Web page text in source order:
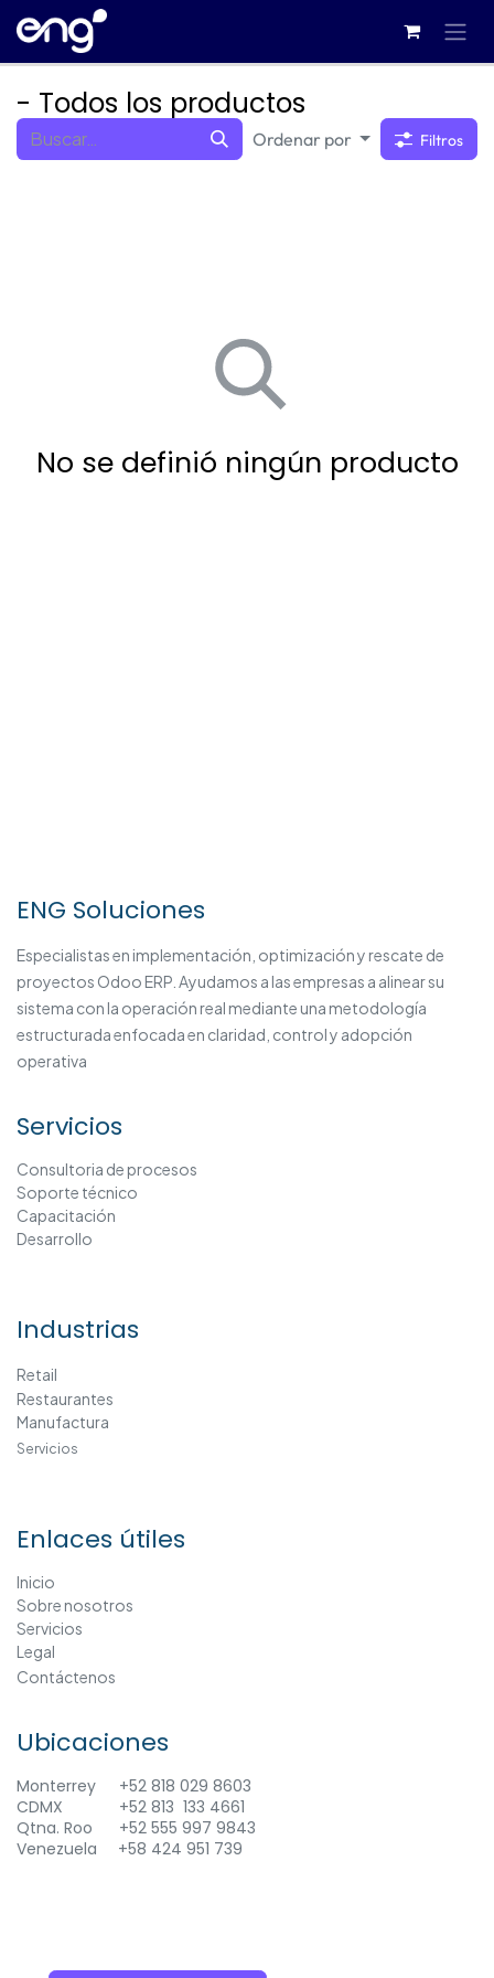
Ir al contenido
- Todos los productos
Ordenar por Filtros
No se definió ningún producto
ENG Soluciones
Especialistas en implementación, optimización y rescate de
proyectos Odoo ERP. Ayudamos a las empresas a alinear su
sistema con la operación real mediante una metodología
estructurada enfocada en claridad, control y adopción
operativa
Servicios
Consultoria de procesos​
Soporte técnico
Capacitación
Desarrollo
Industrias
Retail
Restauran​tes​
Manufactura
Servicios
Enlaces útiles
Inicio
Sobre nosotros
Servicios
Legal
Contáctenos
Ubicaciones
Monterrey
+52 818 029 8603
CDMX
+52 813 133 4661
Qtna. Roo +52 555 997 9843
Venezuela
​+58 424 951 739